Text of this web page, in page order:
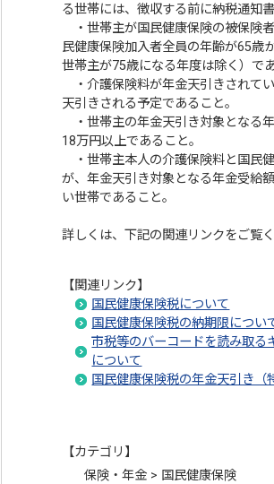
る世帯には、徴収する前に納税通知
・世帯主が国民健康保険の被保険
民健康保険加入者全員の年齢が65歳
世帯主が75歳になる年度は除く）で
・介護保険料が年金天引きされて
天引きされる予定であること。
・世帯主の年金天引き対象となる
18万円以上であること。
・世帯主本人の介護保険料と国民
が、年金天引き対象となる年金受給
い世帯であること。
詳しくは、下記の関連リンクをご覧く
【関連リンク】
国民健康保険税について
国民健康保険税の納期限につい
市税等のバーコードを読み取る
について
国民健康保険税の年金天引き（
【カテゴリ】
保険・年金 > 国民健康保険